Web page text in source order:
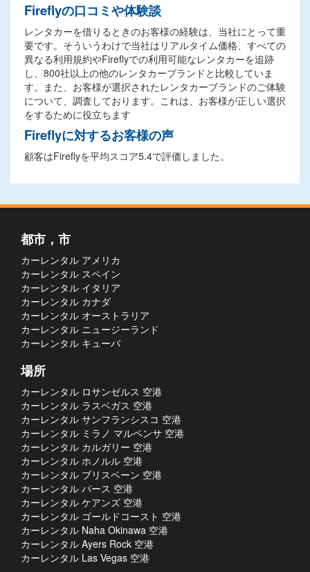
Fireflyの口コミや体験談
レンタカーを借りるときのお客様の経験は、当社にとって重
要です。そういうわけで当社はリアルタイム価格、すべての
異なる利用規約やFireflyでの利用可能なレンタカーを追跡
し、800社以上の他のレンタカーブランドと比較していま
す。また、お客様が選択されたレンタカーブランドのご体験
について、調査しております。これは、お客様が正しい選択
をするために役立ちます
Fireflyに対するお客様の声
顧客はFireflyを平均スコア5.4で評価しました。
都市，市
カーレンタル アメリカ
カーレンタル スペイン
カーレンタル イタリア
カーレンタル カナダ
カーレンタル オーストラリア
カーレンタル ニュージーランド
カーレンタル キューバ
場所
カーレンタル ロサンゼルス 空港
カーレンタル ラスベガス 空港
カーレンタル サンフランシスコ 空港
カーレンタル ミラノ マルペンサ 空港
カーレンタル カルガリー 空港
カーレンタル ホノルル 空港
カーレンタル ブリスベーン 空港
カーレンタル パース 空港
カーレンタル ケアンズ 空港
カーレンタル ゴールドコースト 空港
カーレンタル Naha Okinawa 空港
カーレンタル Ayers Rock 空港
カーレンタル Las Vegas 空港